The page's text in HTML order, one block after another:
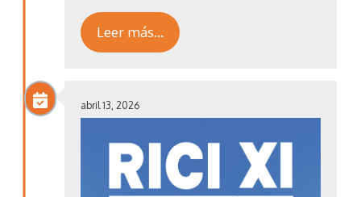
Leer más…
abril 13, 2026